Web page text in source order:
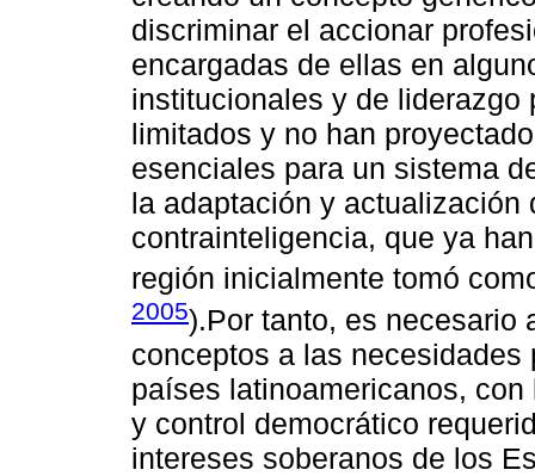
discriminar el accionar
encargadas de ellas en
institucionales y de
limitados y no han
esenciales para un sistema
la adaptación y
contrainteligencia, que ya
región inicialmente tomó
2005).Por tanto, es necesario
conceptos a las
países latinoamericanos,
y control democrático
intereses soberanos de los